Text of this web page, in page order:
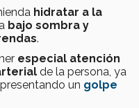
hidratar a la
bajo sombra y
.
especial atención
de la persona, ya
un golpe